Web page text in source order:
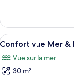
Baie
de
Calvi
le
type
de
Luxe
vue
Afficher
toutes
les
photos
16
Confort vue Mer &
Vue sur la mer
30 m²